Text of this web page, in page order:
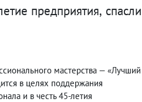
предприятия, спасли
мастерства — «Лучший
в целях поддержания
и в честь 45-летия